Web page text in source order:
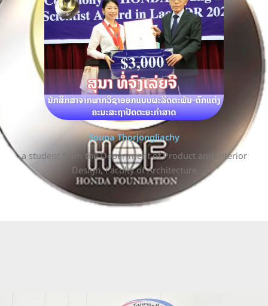
Souna Thorjongliachy
a student from the Department of Product and Interior
Design, Faculty of Architecture